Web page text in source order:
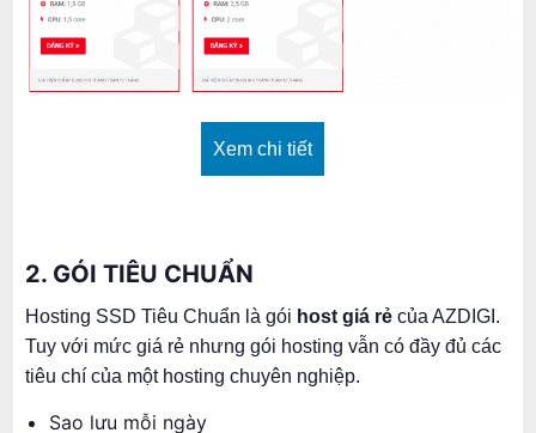
Xem chi tiết
2. GÓI TIÊU CHUẨN
Hosting SSD Tiêu Chuẩn là gói host giá rẻ của AZDIGI.
Tuy với mức giá rẻ nhưng gói hosting vẫn có đầy đủ các
tiêu chí của một hosting chuyên nghiệp.
Sao lưu mỗi ngày